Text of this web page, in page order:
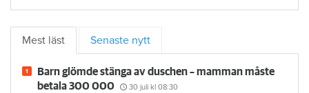
Mest läst Senaste nytt
Barn glömde stänga av duschen – mamman måste
betala 300 000
30 juli kl 08:30